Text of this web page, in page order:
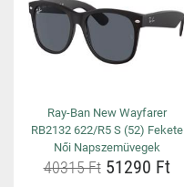
Ray-Ban New Wayfarer
RB2132 622/R5 S (52) Fekete
Női Napszemüvegek
40315 Ft51290 Ft